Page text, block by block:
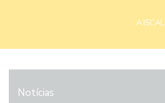
A ISCAL
Notícias